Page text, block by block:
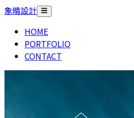
象晴設計
HOME
PORTFOLIO
CONTACT